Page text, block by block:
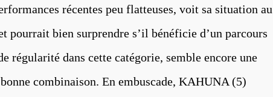
récentes peu flatteuses, voit sa situation au
pourrait bien surprendre s’il bénéficie d’un parcours
régularité dans cette catégorie, semble encore une
combinaison. En embuscade, KAHUNA (5)